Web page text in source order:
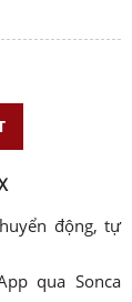
động, tự
qua Sonca